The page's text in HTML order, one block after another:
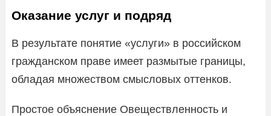
Оказание услуг и подряд
В результате понятие «услуги» в российском
гражданском праве имеет размытые границы,
обладая множеством смысловых оттенков.
Простое объяснение Овеществленность и